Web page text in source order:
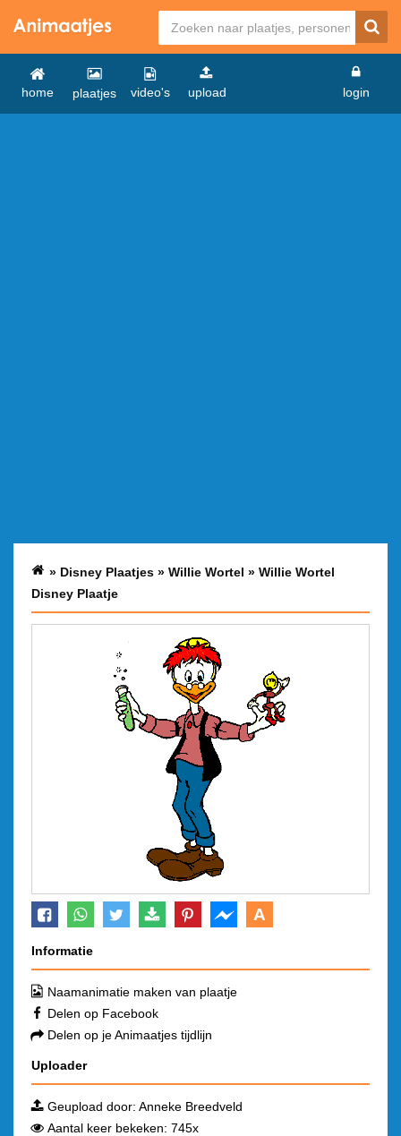
home plaatjes video's upload login
» Disney Plaatjes » Willie Wortel » Willie Wortel
Disney Plaatje
A
Informatie
Naamanimatie maken van plaatje
Delen op Facebook
Delen op je Animaatjes tijdlijn
Uploader
Geupload door: Anneke Breedveld
Aantal keer bekeken: 745x